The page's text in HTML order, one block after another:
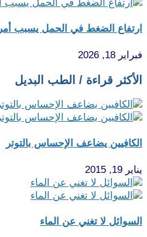
ارتفاع الضغط في الحمل يسبب
فبراير 18, 2026
الأكثر قراءة / الطب البديل
الكافيين يضاعف الإحساس بالتوتر
يناير 19, 2015
السوائل لا تغني عن الماء